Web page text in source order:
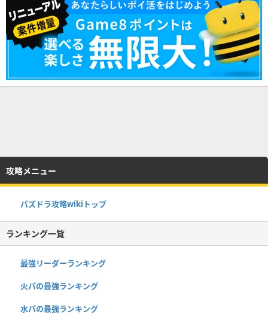
攻略メニュー
パズドラ攻略wikiトップ
ランキング一覧
最強リーダーランキング
火パの最強ランキング
水パの最強ランキング